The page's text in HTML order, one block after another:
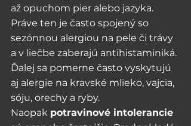
až opuchom pier alebo jazyka.
Práve ten je často spojený so
sezónnou alergiou na pele či trávy
a v liečbe zaberajú antihistaminiká.
Ďalej sa pomerne často vyskytujú
aj alergie na kravské mlieko, vajcia,
sóju, orechy a ryby.
Naopak potravinové intolerancie